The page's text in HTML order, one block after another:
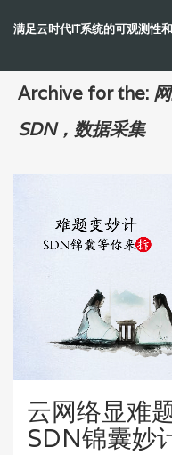
满足云时代IT系统的可观测性
Archive for the:
SDN，数据采集
云网络显难
SDN锦囊妙